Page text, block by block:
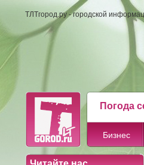
ТЛТгород.ру - городской
Погода
Бизнес